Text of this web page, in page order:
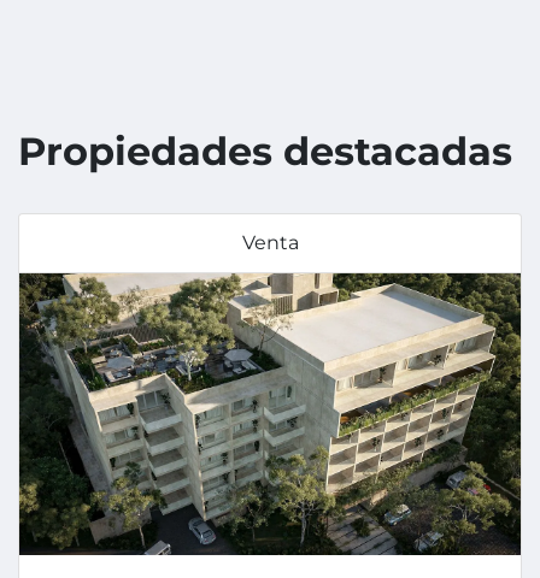
Propiedades destacadas
Venta